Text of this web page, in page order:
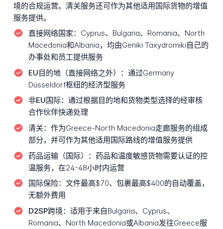
境的合规运营。清关服务还可作为其他适用国际货物的增值
服务提供。
直接网络国家： Cyprus、Bulgaria、Romania、North
Macedonia和Albania，均由Geniki Taxydromiki自己的
办事处和员工提供服务
EU目的地（直接网络之外）： 通过Germany
Düsseldorf枢纽的经济型服务
非EU国际： 通过根据目的地和货物类型选择的经审核
合作伙伴快递处理
清关： 作为Greece-North Macedonia走廊服务的组成
部分，并可作为其他适用国际路线的增值服务提供
药品运输（国际）： 药品和温度敏感货物需要认证的控
温服务，在24-48小时内运营
国际保险： 文件最高$70、包裹最高$400的自动覆盖，
无额外费用
D2SP跨境： 适用于来自Bulgaria、Cyprus、
Romania、North Macedonia或Albania发往Greece服